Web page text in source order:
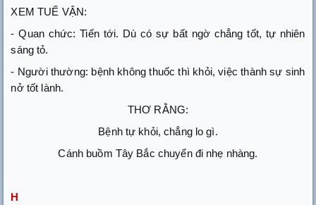
XEM TUẾ VẬN:
- Quan chức: Tiến tới. Dù có sự bất ngờ chẳng tốt, tự nhiên
sáng tỏ.
- Người thường: bệnh không thuốc thì khỏi, việc thành sự sinh
nở tốt lành.
THƠ RẰNG:
Bệnh tự khỏi, chẳng lo gì.
Cánh buồm Tây Bắc chuyển đi nhẹ nhàng.
H